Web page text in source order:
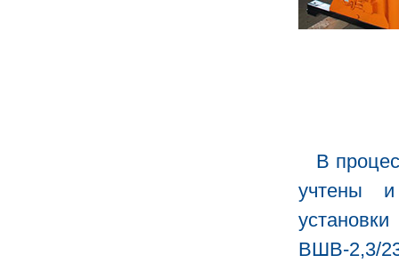
В
учтены
ВШВ-2,3/